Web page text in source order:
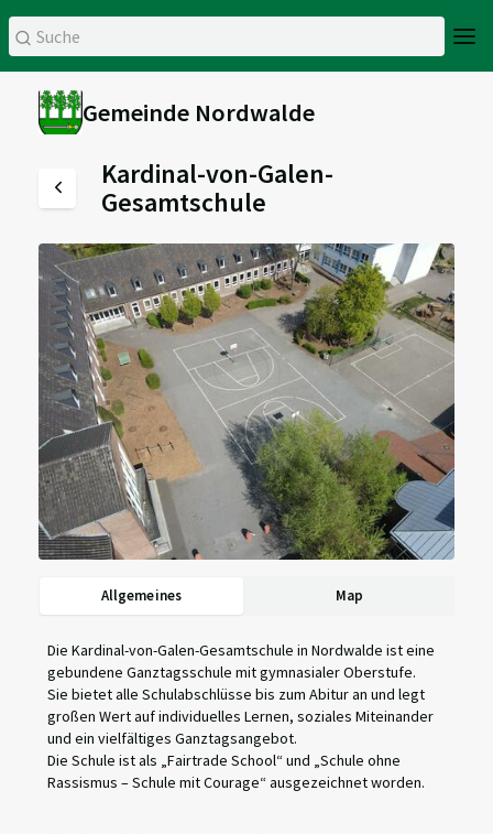
Gemeinde Nordwalde
Kardinal-von-Galen-
Gesamtschule
Allgemeines Map
Die Kardinal-von-Galen-Gesamtschule in Nordwalde ist eine
gebundene Ganztagsschule mit gymnasialer Oberstufe.
Sie bietet alle Schulabschlüsse bis zum Abitur an und legt
großen Wert auf individuelles Lernen, soziales Miteinander
und ein vielfältiges Ganztagsangebot.
Die Schule ist als „Fairtrade School“ und „Schule ohne
Rassismus – Schule mit Courage“ ausgezeichnet worden.